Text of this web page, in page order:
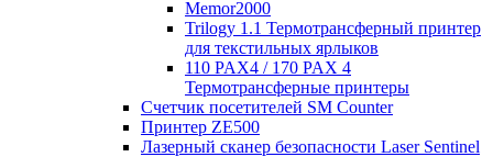
Memor2000
Trilogy 1.1 Термотрансферный принтер
для текстильных ярлыков
110 PAX4 / 170 PAX 4
Термотрансферные принтеры
Счетчик посетителей SM Counter
Принтер ZE500
Лазерный сканер безопасности Laser Sentinel